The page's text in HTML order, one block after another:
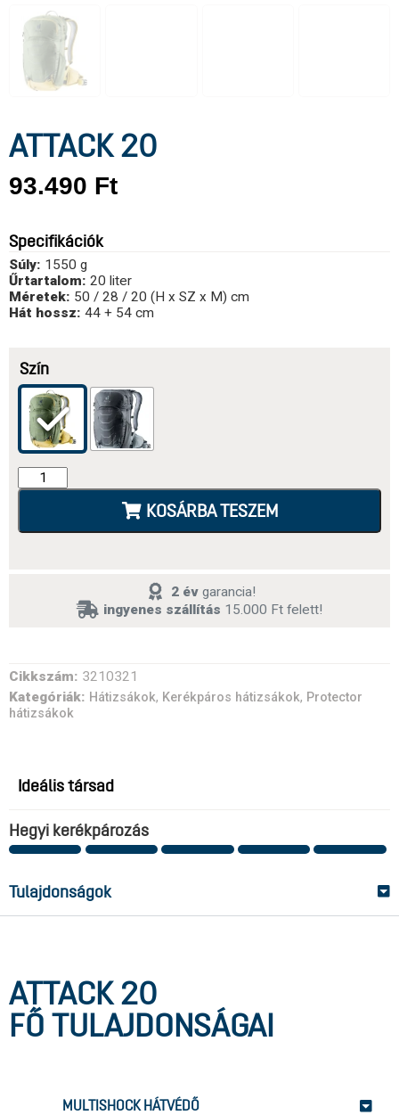
ATTACK 20
93.490 Ft
Specifikációk
Súly: 1550 g
Űrtartalom: 20 liter
Méretek: 50 / 28 / 20 (H x SZ x M) cm
Hát hossz: 44 + 54 cm
Szín
KOSÁRBA TESZEM
2 évgarancia!
ingyenes szállítás 15.000 Ft felett!
Cikkszám: 3210321
Kategóriák: Hátizsákok, Kerékpáros hátizsákok, Protector
hátizsákok
Tulajdonságok
Ideális társad
Hegyi kerékpározás
ATTACK 20
FŐ TULAJDONSÁGAI
MULTISHOCK HÁTVÉDŐ